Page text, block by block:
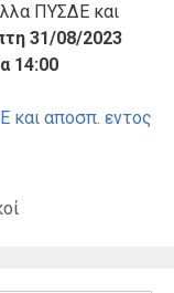
ΠΥΣΔΕ και
31/08/2023
14:00
και αποσπ. εντος